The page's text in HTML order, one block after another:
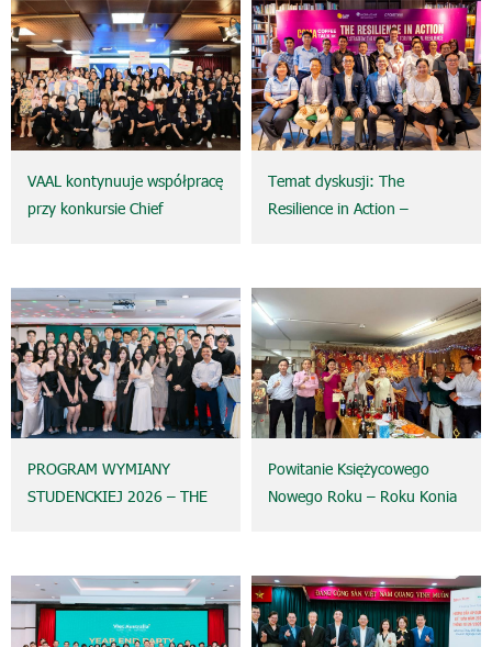
VAAL kontynuuje współpracę
przy konkursie Chief
Uniwersytet Hoa Sen
Temat dyskusji: The
Resilience in Action –
PROGRAM WYMIANY
STUDENCKIEJ 2026 – THE
Powitanie Księżycowego
Nowego Roku – Roku Konia